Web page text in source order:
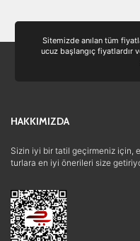
Sitemizde anılan tüm
ucuz başlangıç fiyatlardır
HAKKIMIZDA
Sizin iyi bir tatil geçirmeniz için,
turlara en iyi önerileri size